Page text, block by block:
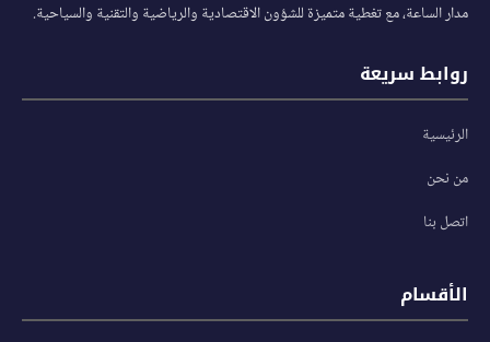
مدار الساعة، مع تغطية متميزة للشؤون الاقتصادية والرياضية والتقنية والسياحية.
روابط سريعة
الرئيسية
من نحن
اتصل بنا
الأقسام